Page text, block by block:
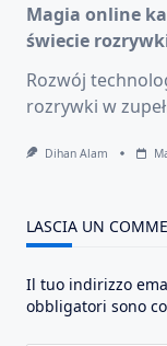
Magia online
świecie
Rozwój
rozrywki w
Dihan Alam
LASCIA UN
Il tuo indirizzo
obbligatori sono